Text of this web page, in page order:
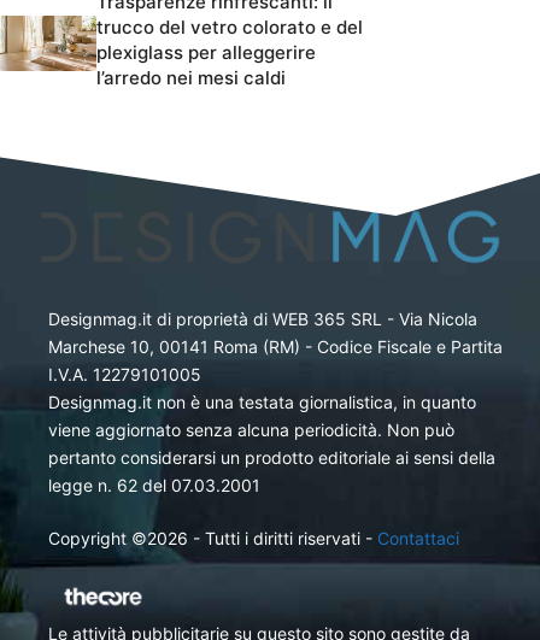
trucco del vetro colorato e del
plexiglass per alleggerire
l’arredo nei mesi caldi
Designmag.it di proprietà di WEB 365 SRL - Via Nicola
Marchese 10, 00141 Roma (RM) - Codice Fiscale e Partita
I.V.A. 12279101005
Designmag.it non è una testata giornalistica, in quanto
viene aggiornato senza alcuna periodicità. Non può
pertanto considerarsi un prodotto editoriale ai sensi della
legge n. 62 del 07.03.2001
Copyright ©2026 - Tutti i diritti riservati - Contattaci
Le attività pubblicitarie su questo sito sono gestite da